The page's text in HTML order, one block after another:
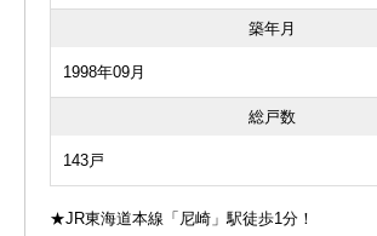
築年月
1998年09月
総戸数
143戸
★JR東海道本線「尼崎」駅徒歩1分！